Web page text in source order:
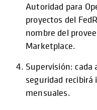
Autoridad para
proyectos del
nombre del
Marketplace.
Supervisión: cada
seguridad
mensuales.